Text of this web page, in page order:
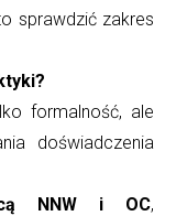
sprawdzić zakres
formalność, ale
doświadczenia
NNW i OC,